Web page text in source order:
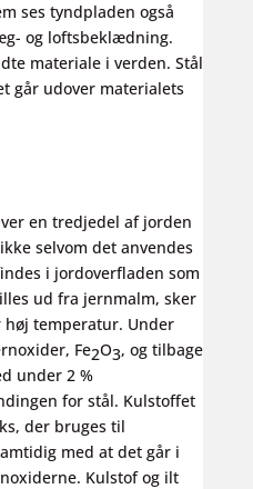
ses tyndpladen også
og loftsbeklædning.
materiale i verden. Stål
går udover materialets
en tredjedel af jorden
selvom det anvendes
i jordoverfladen som
ud fra jernmalm, sker
temperatur. Under
Fe2O3, og tilbage
under 2 %
for stål. Kulstoffet
der bruges til
med at det går i
Kulstof og ilt